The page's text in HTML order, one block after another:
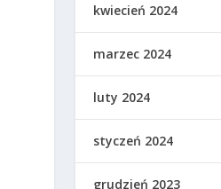
kwiecień 2024
marzec 2024
luty 2024
styczeń 2024
grudzień 2023